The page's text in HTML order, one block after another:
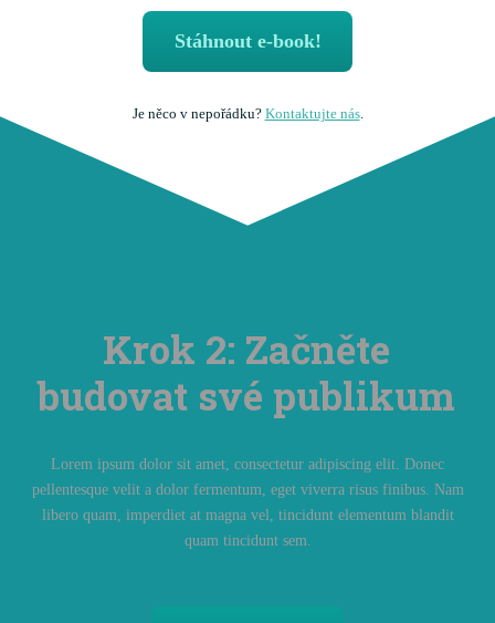
Stáhnout e-book!
Je něco v nepořádku? Kontaktujte nás.
Krok 2: Začněte
budovat své publikum
Lorem ipsum dolor sit amet, consectetur adipiscing elit. Donec
pellentesque velit a dolor fermentum, eget viverra risus finibus. Nam
libero quam, imperdiet at magna vel, tincidunt elementum blandit
quam tincidunt sem.